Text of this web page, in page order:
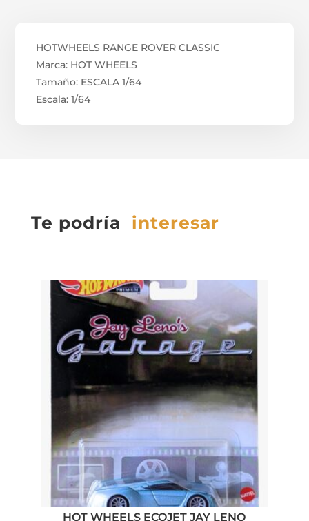
HOTWHEELS RANGE ROVER CLASSIC
Marca: HOT WHEELS
Tamaño: ESCALA 1/64
Escala: 1/64
Te podría interesar
HOT WHEELS ECOJET JAY LENO